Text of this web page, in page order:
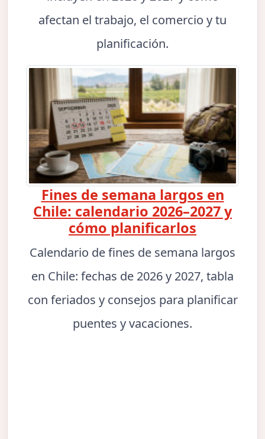
afectan el trabajo, el comercio y tu
planificación.
Fines de semana largos en
Chile: calendario 2026–2027 y
cómo planificarlos
Calendario de fines de semana largos
en Chile: fechas de 2026 y 2027, tabla
con feriados y consejos para planificar
puentes y vacaciones.